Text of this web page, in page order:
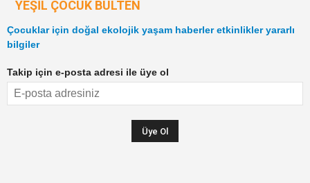
YEŞIL ÇOCUK BÜLTEN
Çocuklar için doğal ekolojik yaşam haberler etkinlikler yararlı
bilgiler
Takip için e-posta adresi ile üye ol